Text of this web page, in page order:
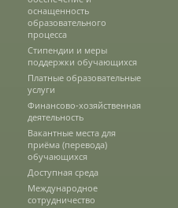
О федеральном
Документы
Протоколы
Разное
оснащенность
образовательного
процесса
Стипендии и меры
поддержки обучающихся
Платные образовательные
услуги
Финансово-хозяйственная
деятельность
Вакантные места для
приёма (перевода)
обучающихся
Доступная среда
Международное
сотрудничество